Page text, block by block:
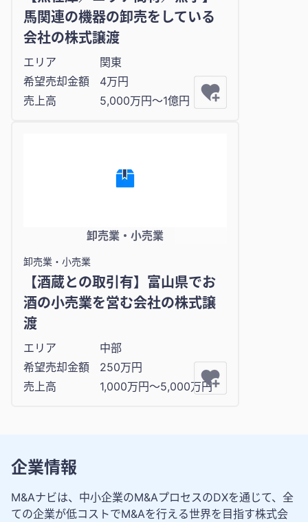
馬関連の機器の卸売をしている
会社の株式譲渡
エリア
関東
希望売却金額
4万円
売上高
5,000万円〜1億円
卸売業・小売業
卸売業・小売業
【酒蔵との取引有】富山県でお
酒の小売業を営む会社の株式譲
渡
エリア
中部
希望売却金額
250万円
売上高
1,000万円〜5,000万円
企業情報
M&Aナビは、中小企業のM&AプロセスのDXを通じて、全
ての企業が低コストでM&Aを行える世界を目指す株式会